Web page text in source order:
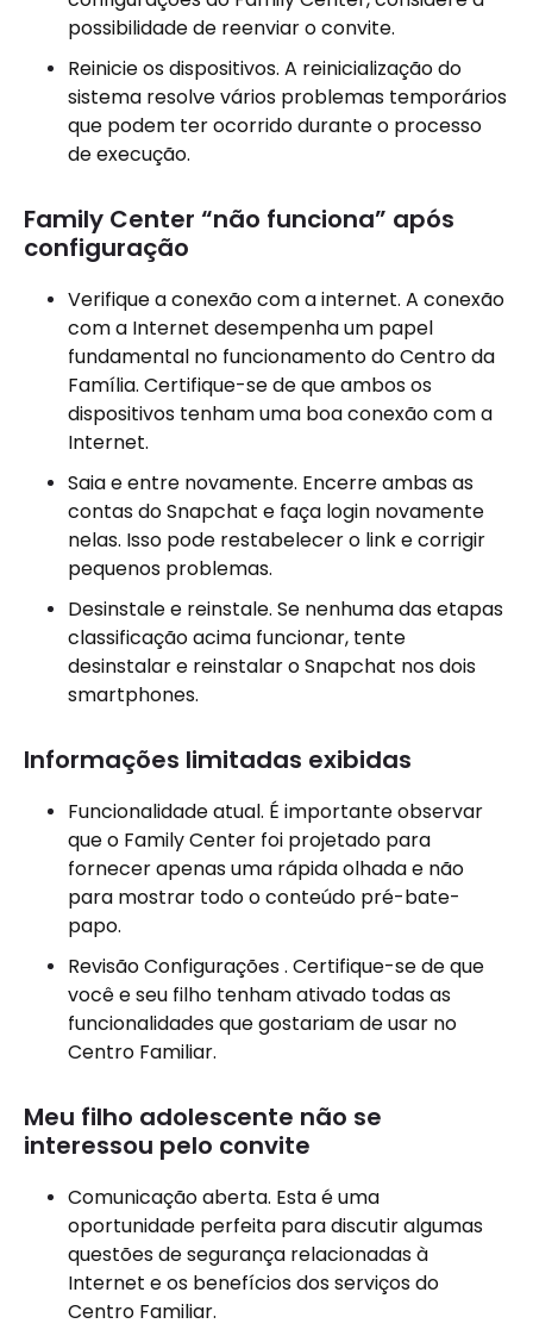
possibilidade de reenviar o convite.
Reinicie os dispositivos. A reinicialização do
sistema resolve vários problemas temporários
que podem ter ocorrido durante o processo
de execução.
Family Center “não funciona” após
configuração
Verifique a conexão com a internet. A conexão
com a Internet desempenha um papel
fundamental no funcionamento do Centro da
Família. Certifique-se de que ambos os
dispositivos tenham uma boa conexão com a
Internet.
Saia e entre novamente. Encerre ambas as
contas do Snapchat e faça login novamente
nelas. Isso pode restabelecer o link e corrigir
pequenos problemas.
Desinstale e reinstale. Se nenhuma das etapas
classificação acima funcionar, tente
desinstalar e reinstalar o Snapchat nos dois
smartphones.
Informações limitadas exibidas
Funcionalidade atual. É importante observar
que o Family Center foi projetado para
fornecer apenas uma rápida olhada e não
para mostrar todo o conteúdo pré-bate-
papo.
Revisão Configurações . Certifique-se de que
você e seu filho tenham ativado todas as
funcionalidades que gostariam de usar no
Centro Familiar.
Meu filho adolescente não se
interessou pelo convite
Comunicação aberta. Esta é uma
oportunidade perfeita para discutir algumas
questões de segurança relacionadas à
Internet e os benefícios dos serviços do
Centro Familiar.